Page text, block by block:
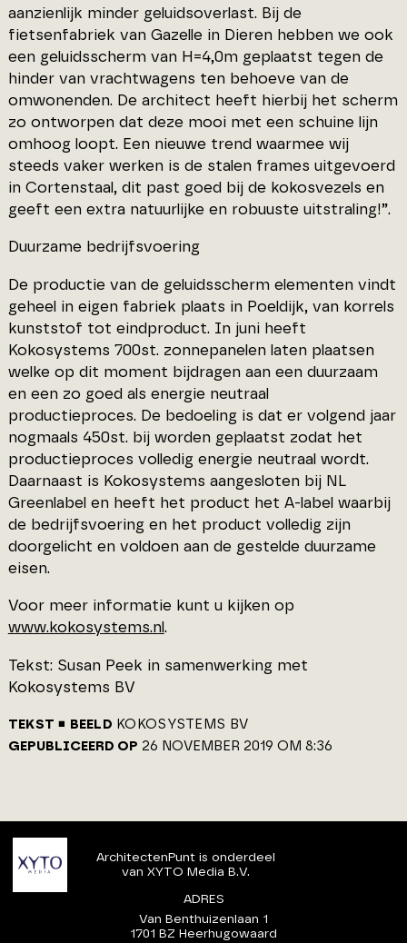
aanzienlijk minder geluidsoverlast. Bij de
fietsenfabriek van Gazelle in Dieren hebben we ook
een geluidsscherm van H=4,0m geplaatst tegen de
hinder van vrachtwagens ten behoeve van de
omwonenden. De architect heeft hierbij het scherm
zo ontworpen dat deze mooi met een schuine lijn
omhoog loopt. Een nieuwe trend waarmee wij
steeds vaker werken is de stalen frames uitgevoerd
in Cortenstaal, dit past goed bij de kokosvezels en
geeft een extra natuurlijke en robuuste uitstraling!”.
Duurzame bedrijfsvoering
De productie van de geluidsscherm elementen vindt
geheel in eigen fabriek plaats in Poeldijk, van korrels
kunststof tot eindproduct. In juni heeft
Kokosystems 700st. zonnepanelen laten plaatsen
welke op dit moment bijdragen aan een duurzaam
en een zo goed als energie neutraal
productieproces. De bedoeling is dat er volgend jaar
nogmaals 450st. bij worden geplaatst zodat het
productieproces volledig energie neutraal wordt.
Daarnaast is Kokosystems aangesloten bij NL
Greenlabel en heeft het product het A-label waarbij
de bedrijfsvoering en het product volledig zijn
doorgelicht en voldoen aan de gestelde duurzame
eisen.
Voor meer informatie kunt u kijken op
www.kokosystems.nl .
Tekst: Susan Peek in samenwerking met
Kokosystems BV
TEKST BEELD KOKOSYSTEMS BV
GEPUBLICEERD OP 26 NOVEMBER 2019 OM 8:36
ArchitectenPunt is onderdeel
van XYTO Media B.V.
ADRES
Van Benthuizenlaan 1
1701 BZ Heerhugowaard